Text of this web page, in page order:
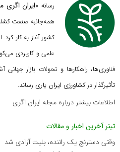
رسانه «ایران اگری
همه‌جانبه صنعت
کشور آغاز به کار
علمی و کاربردی
فناوری‌ها، راهکارها و تحولات بازار
تأثیرگذار در کشاورزی ایران یاری رساند.
اطلاعات بیشتر درباره مجله ایران اگری
تیتر آخرین اخبار و مقالات
وقتی دسترنج یک راننده، بلیت آزادی شد